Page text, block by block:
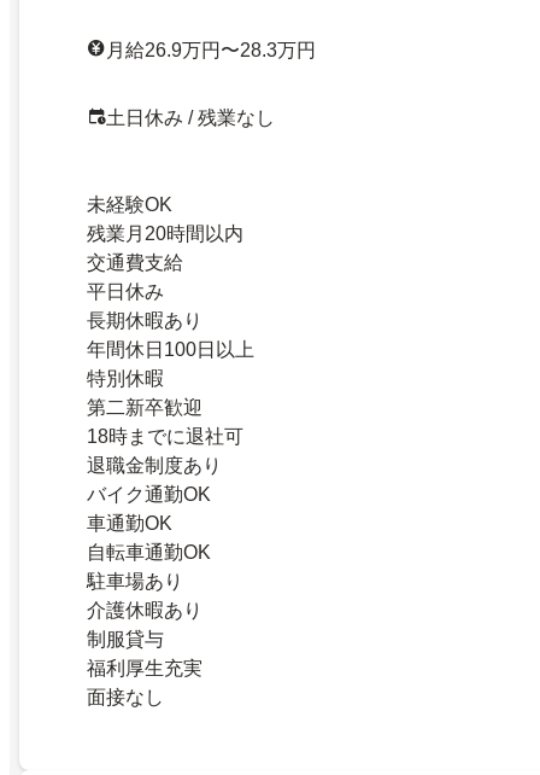
月給26.9万円〜28.3万円
土日休み / 残業なし
未経験OK
残業月20時間以内
交通費支給
平日休み
長期休暇あり
年間休日100日以上
特別休暇
第二新卒歓迎
18時までに退社可
退職金制度あり
バイク通勤OK
車通勤OK
自転車通勤OK
駐車場あり
介護休暇あり
制服貸与
福利厚生充実
面接なし